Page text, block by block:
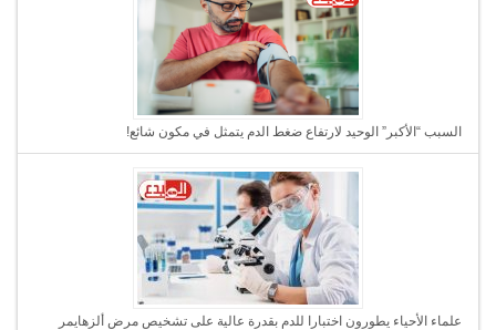
السبب “الأكبر” الوحيد لارتفاع ضغط الدم يتمثل في مكون شائع!
علماء الأحياء يطورون اختبارا للدم بقدرة عالية على تشخيص مرض ألزهايمر